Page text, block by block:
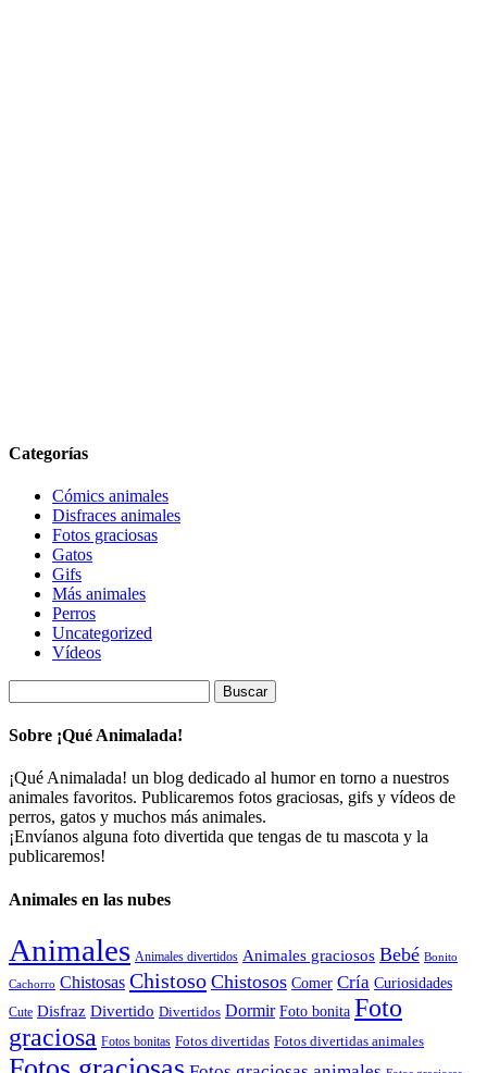
Categorías
Cómics animales
Disfraces animales
Fotos graciosas
Gatos
Gifs
Más animales
Perros
Uncategorized
Vídeos
Sobre ¡Qué Animalada!
¡Qué Animalada! un blog dedicado al humor en torno a nuestros
animales favoritos. Publicaremos fotos graciosas, gifs y vídeos de
perros, gatos y muchos más animales.
¡Envíanos alguna foto divertida que tengas de tu mascota y la
publicaremos!
Animales en las nubes
Animales Animales divertidos Animales graciosos Bebé Bonito
Cachorro Chistosas Chistoso Chistosos Comer Cría Curiosidades
Cute Disfraz Divertido Divertidos Dormir Foto bonita Foto
graciosa Fotos bonitas Fotos divertidas Fotos divertidas animales